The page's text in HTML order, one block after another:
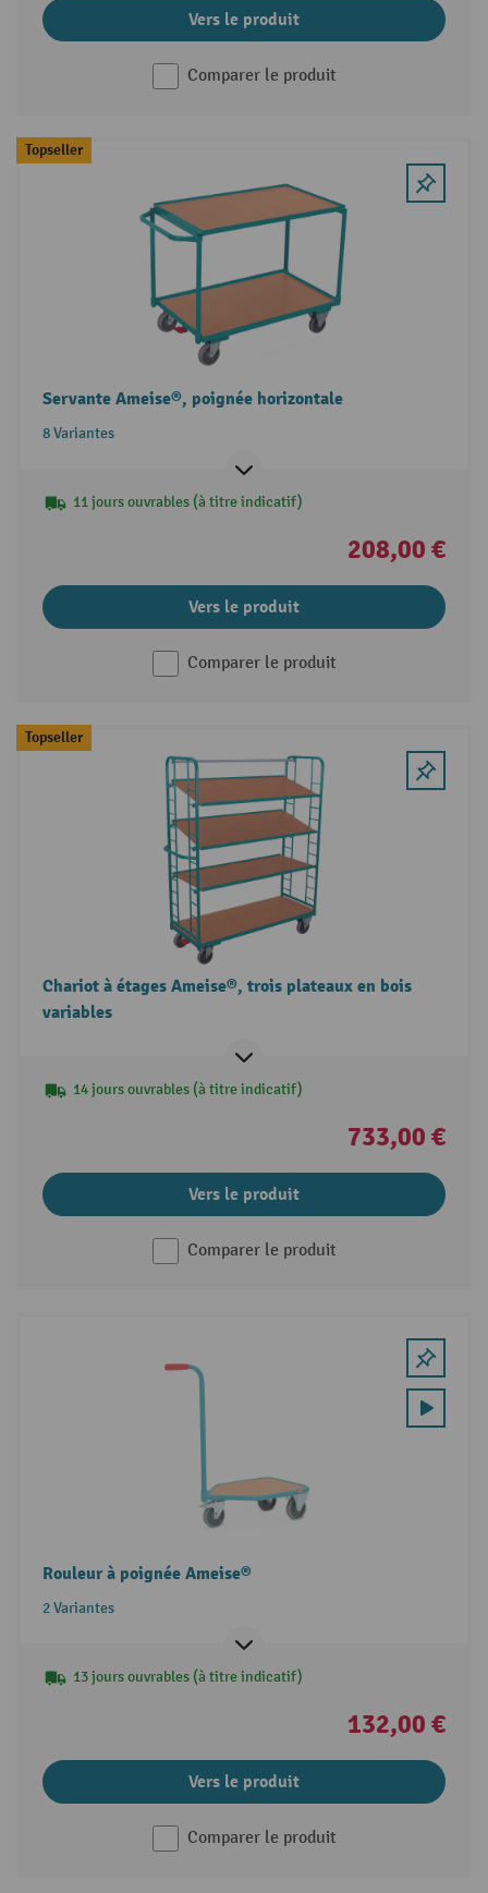
Vers le produit
Comparer le produit
Topseller
Servante Ameise®, poignée horizontale
8 Variantes
11 jours ouvrables (à titre indicatif)
208,00 €
Vers le produit
Comparer le produit
Topseller
Chariot à étages Ameise®, trois plateaux en bois
variables
14 jours ouvrables (à titre indicatif)
733,00 €
Vers le produit
Comparer le produit
Rouleur à poignée Ameise®
2 Variantes
13 jours ouvrables (à titre indicatif)
132,00 €
Vers le produit
Comparer le produit